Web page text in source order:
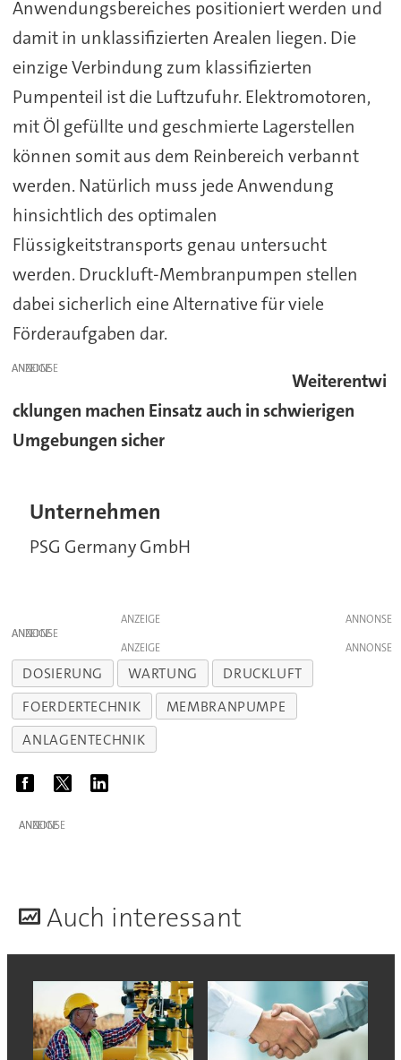
Anwendungsbereiches positioniert werden und
damit in unklassifizierten Arealen liegen. Die
einzige Verbindung zum klassifizierten
Pumpenteil ist die Luftzufuhr. Elektromotoren,
mit Öl gefüllte und geschmierte Lagerstellen
können somit aus dem Reinbereich verbannt
werden. Natürlich muss jede Anwendung
hinsichtlich des optimalen
Flüssigkeitstransports genau untersucht
werden. Druckluft-Membranpumpen stellen
dabei sicherlich eine Alternative für viele
Förderaufgaben dar.
ANZEIGE
Weiterentwi
cklungen machen Einsatz auch in schwierigen
Umgebungen sicher
Unternehmen
PSG Germany GmbH
ANZEIGE
ANZEIGE
ANZEIGE
DOSIERUNG WARTUNG
DRUCKLUFT
FOERDERTECHNIK
MEMBRANPUMPE
ANLAGENTECHNIK
ANZEIGE
Auch interessant